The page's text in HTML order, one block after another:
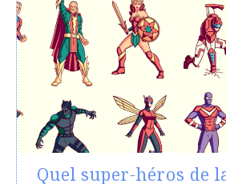
Quel super-héros de